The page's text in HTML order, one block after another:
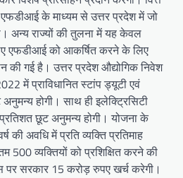
के माध्यम से उत्तर प्रदेश में जो
अन्य राज्यों की तुलना में यह केवल
एफडीआई को आकर्षित करने के लिए
की गई है। उत्तर प्रदेश औद्योगिक निवेश
में प्राविधानित स्टांप ड्यूटी एवं
होगी। साथ ही इलेक्ट्रिसिटी
छूट अनुमन्य होगी। योजना के
की अवधि में प्रति व्यक्ति प्रतिमाह
व्यक्तियों को प्रशिक्षित करने की
पर सरकार 15 करोड़ रुपए खर्च करेगी।